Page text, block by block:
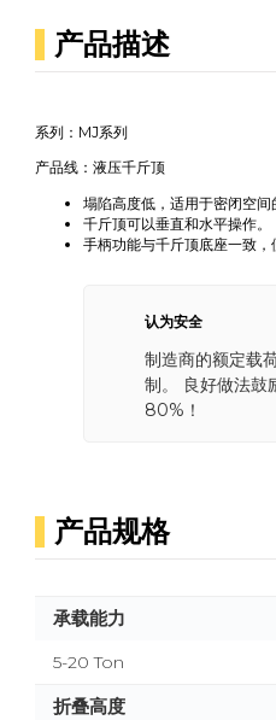
产品描述
系列：MJ系列
产品线：液压千斤顶
塌陷高度低，适用于密闭空间
千斤顶可以垂直和水平操作。
手柄功能与千斤顶底座一致，
认为安全
制造商的额定载
制。 良好做法鼓
80%！
产品规格
承载能力
5-20 Ton
折叠高度